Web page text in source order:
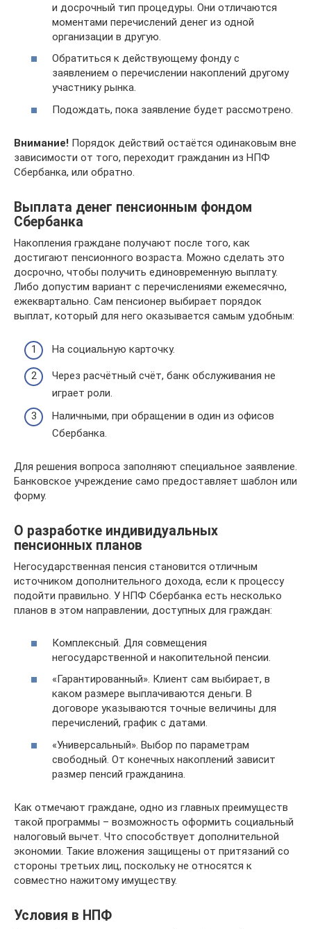
и досрочный тип процедуры. Они отличаются
моментами перечислений денег из одной
организации в другую.
Обратиться к действующему фонду с
заявлением о перечислении накоплений другому
участнику рынка.
Подождать, пока заявление будет рассмотрено.
Внимание! Порядок действий остаётся одинаковым вне
зависимости от того, переходит гражданин из НПФ
Сбербанка, или обратно.
Выплата денег пенсионным фондом
Сбербанка
Накопления граждане получают после того, как
достигают пенсионного возраста. Можно сделать это
досрочно, чтобы получить единовременную выплату.
Либо допустим вариант с перечислениями ежемесячно,
ежеквартально. Сам пенсионер выбирает порядок
выплат, который для него оказывается самым удобным:
На социальную карточку.
Через расчётный счёт, банк обслуживания не
играет роли.
Наличными, при обращении в один из офисов
Сбербанка.
Для решения вопроса заполняют специальное заявление.
Банковское учреждение само предоставляет шаблон или
форму.
О разработке индивидуальных
пенсионных планов
Негосударственная пенсия становится отличным
источником дополнительного дохода, если к процессу
подойти правильно. У НПФ Сбербанка есть несколько
планов в этом направлении, доступных для граждан:
Комплексный. Для совмещения
негосударственной и накопительной пенсии.
«Гарантированный». Клиент сам выбирает, в
каком размере выплачиваются деньги. В
договоре указываются точные величины для
перечислений, график с датами.
«Универсальный». Выбор по параметрам
свободный. От конечных накоплений зависит
размер пенсий гражданина.
Как отмечают граждане, одно из главных преимуществ
такой программы – возможность оформить социальный
налоговый вычет. Что способствует дополнительной
экономии. Такие вложения защищены от притязаний со
стороны третьих лиц, поскольку не относятся к
совместно нажитому имуществу.
Условия в НПФ